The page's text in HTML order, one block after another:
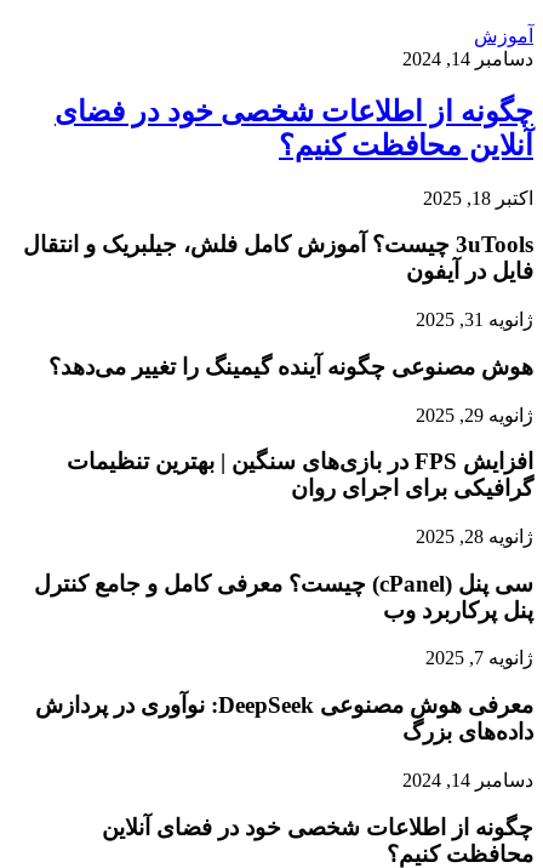
آموزش
دسامبر 14, 2024
چگونه از اطلاعات شخصی خود در فضای
آنلاین محافظت کنیم؟
اکتبر 18, 2025
3uTools چیست؟ آموزش کامل فلش، جیلبریک و انتقال
فایل در آیفون
ژانویه 31, 2025
هوش مصنوعی چگونه آینده گیمینگ را تغییر می‌دهد؟
ژانویه 29, 2025
افزایش FPS در بازی‌های سنگین | بهترین تنظیمات
گرافیکی برای اجرای روان
ژانویه 28, 2025
سی پنل (cPanel) چیست؟ معرفی کامل و جامع کنترل
پنل پرکاربرد وب
ژانویه 7, 2025
معرفی هوش مصنوعی DeepSeek: نوآوری در پردازش
داده‌های بزرگ
دسامبر 14, 2024
چگونه از اطلاعات شخصی خود در فضای آنلاین
محافظت کنیم؟